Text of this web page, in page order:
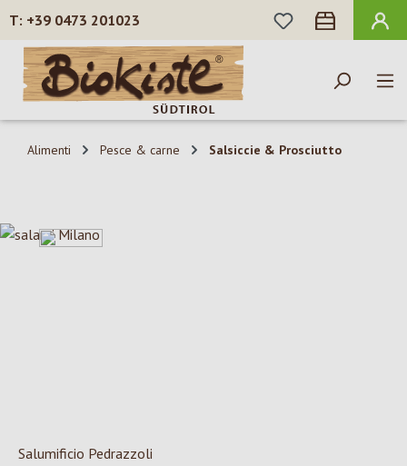
Passa al contenuto principale
+39 0473 201023
HAI 0 ARTICOLI
Alimenti Pesce & carne Salsiccie & Prosciutto
Salta la galleria di immagini
Salumificio Pedrazzoli